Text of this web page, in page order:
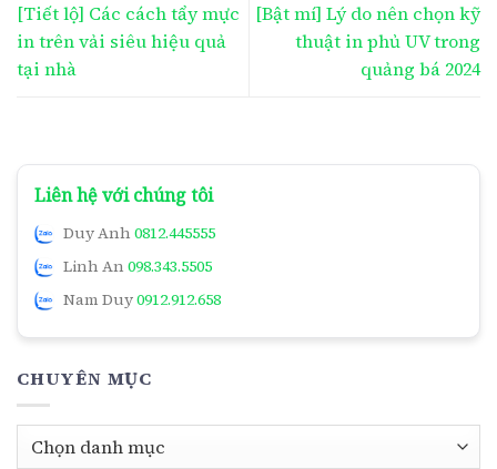
[Tiết lộ] Các cách tẩy mực
in trên vải siêu hiệu quả
tại nhà
[Bật mí] Lý do nên chọn kỹ
thuật in phủ UV trong
quảng bá 2024
Liên hệ với chúng tôi
Duy Anh 0812.445555
Linh An 098.343.5505
Nam Duy0912.912.658
CHUYÊN MỤC
Chuyên